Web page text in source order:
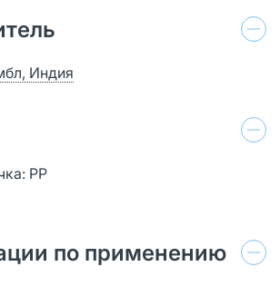
Индия
PP
по применению